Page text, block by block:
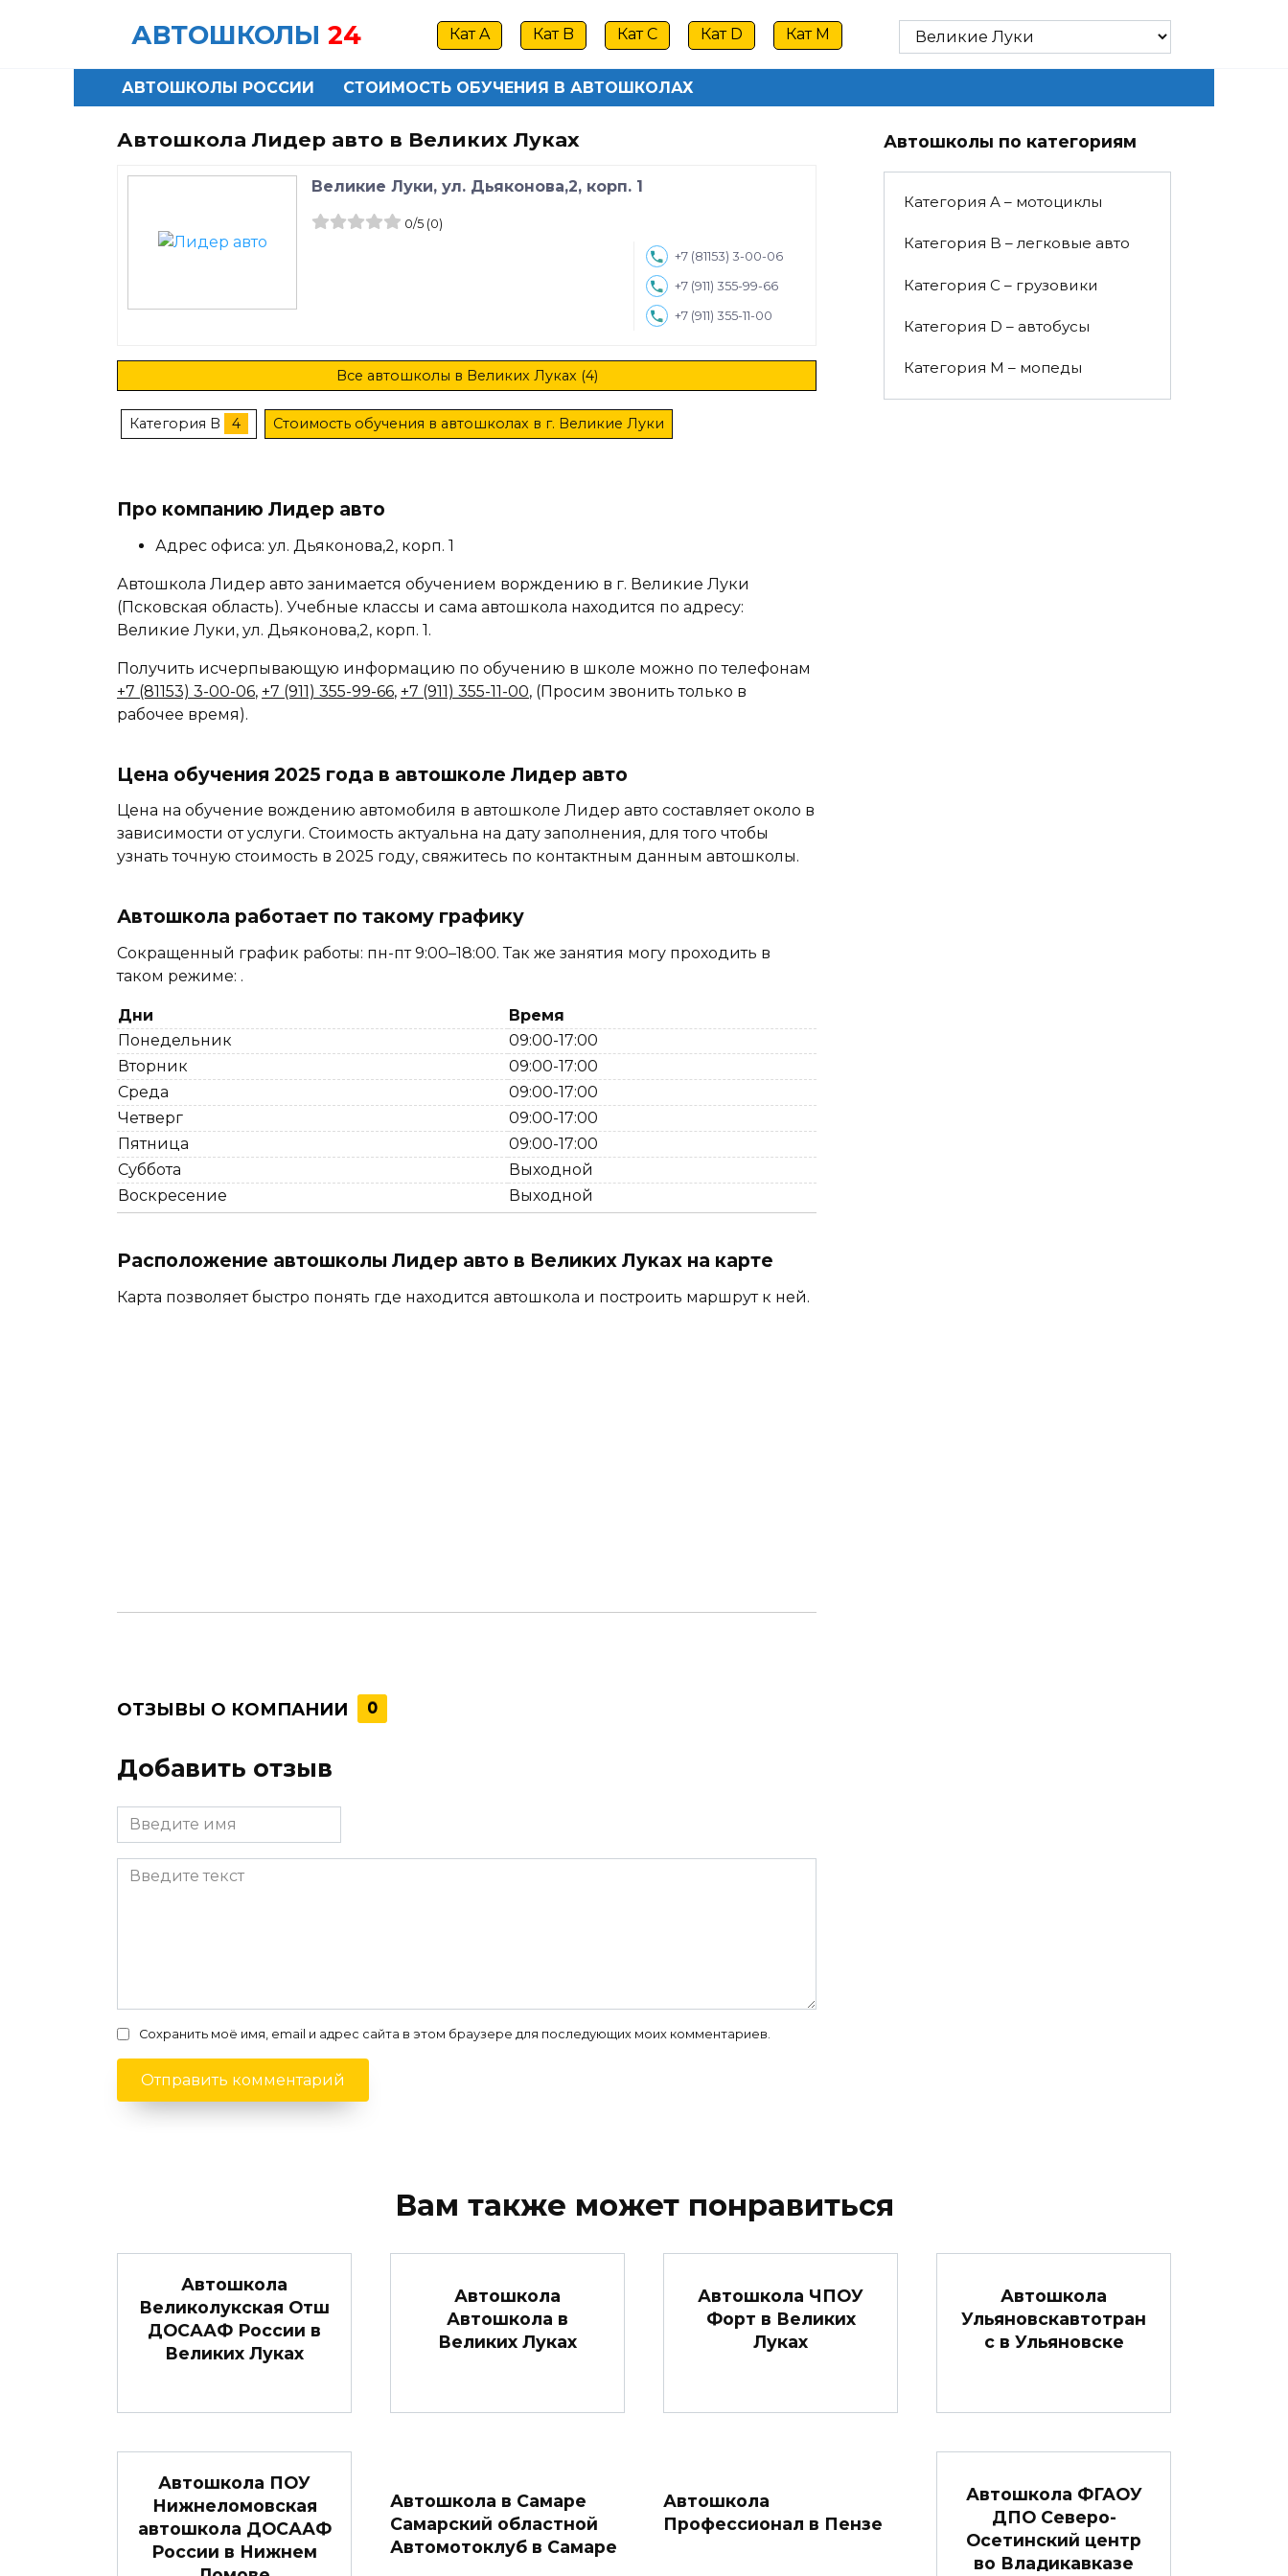
АВТОШКОЛЫ 24 Кат A Кат B Кат C Кат D Кат M
АВТОШКОЛЫ РОССИИ СТОИМОСТЬ ОБУЧЕНИЯ В АВТОШКОЛАХ
Автошкола Лидер авто в Великих Луках
Великие Луки, ул. Дьяконова,2, корп. 1
0/5(0)
+7 (81153) 3-00-06
+7 (911) 355-99-66
+7 (911) 355-11-00
Все автошколы в Великих Луках (4)
Категория B 4 Стоимость обучения в автошколах в г. Великие Луки
Про компанию Лидер авто
Адрес офиса: ул. Дьяконова,2, корп. 1
Автошкола Лидер авто занимается обучением ворждению в г. Великие Луки
(Псковская область). Учебные классы и сама автошкола находится по адресу:
Великие Луки, ул. Дьяконова,2, корп. 1.
Получить исчерпывающую информацию по обучению в школе можно по телефонам
+7 (81153) 3-00-06, +7 (911) 355-99-66, +7 (911) 355-11-00, (Просим звонить только в
рабочее время).
Цена обучения 2025 года в автошколе Лидер авто
Цена на обучение вождению автомобиля в автошколе Лидер авто составляет около в
зависимости от услуги. Стоимость актуальна на дату заполнения, для того чтобы
узнать точную стоимость в 2025 году, свяжитесь по контактным данным автошколы.
Автошкола работает по такому графику
Сокращенный график работы: пн-пт 9:00–18:00. Так же занятия могу проходить в
таком режиме: .
Дни
Время
Понедельник
09:00-17:00
Вторник
09:00-17:00
Среда
09:00-17:00
Четверг
09:00-17:00
Пятница
09:00-17:00
Суббота
Выходной
Воскресение
Выходной
Расположение автошколы Лидер авто в Великих Луках на карте
Карта позволяет быстро понять где находится автошкола и построить маршрут к ней.
ОТЗЫВЫ О КОМПАНИИ 0
Добавить отзыв
Сохранить моё имя, email и адрес сайта в этом браузере для последующих моих комментариев.
Автошколы по категориям
Категория A – мотоциклы
Категория B – легковые авто
Категория C – грузовики
Категория D – автобусы
Категория M – мопеды
Вам также может понравиться
Автошкола
Великолукская Отш
ДОСААФ России в
Великих Луках
Автошкола
Автошкола в
Великих Луках
Автошкола ЧПОУ
Форт в Великих
Луках
Автошкола
Ульяновскавтотран
с в Ульяновске
Автошкола ПОУ
Нижнеломовская
автошкола ДОСААФ
России в Нижнем
Автошкола в Самаре
Самарский областной
Автомотоклуб в Самаре
Автошкола
Профессионал в Пензе
Автошкола ФГАОУ
ДПО Северо-
Осетинский центр
во Владикавказе